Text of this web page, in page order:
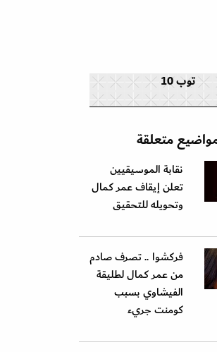
توب 10
متعلقة
نقابة الموسيقيين
تعلن إيقاف عمر كمال
وتحويله للتحقيق
فركشوا .. تصرف صادم
من عمر كمال لطليقة
الفيشاوي بسبب
كومنت جريء